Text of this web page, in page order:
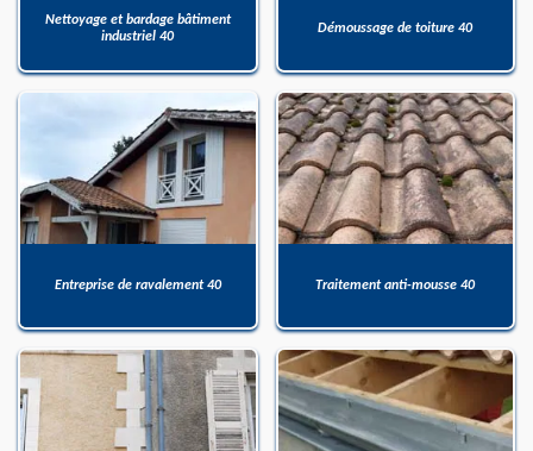
Nettoyage et bardage bâtiment
industriel 40
Démoussage de toiture 40
Entreprise de ravalement 40 Traitement anti-mousse 40